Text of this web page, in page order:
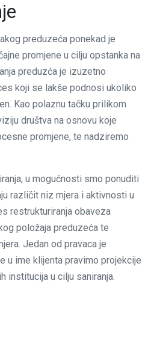
preduzeća ponekad je
promjene u cilju opstanka na
preduzća je izuzetno
koji se lakše podnosi ukoliko
Kao polaznu tačku prilikom
društva na osnovu koje
promjene, te nadziremo
u mogućnosti smo ponuditi
različit niz mjera i aktivnosti u
restrukturiranja obaveza
položaja preduzeća te
Jedan od pravaca je
u ime klijenta pravimo projekcije
institucija u cilju saniranja.